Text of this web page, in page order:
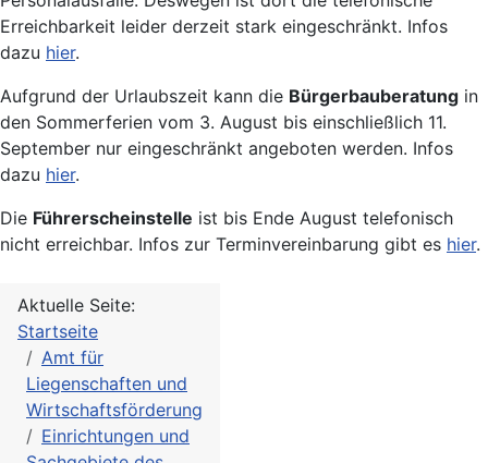
Erreichbarkeit leider derzeit stark eingeschränkt. Infos
dazu hier.
Aufgrund der Urlaubszeit kann die Bürgerbauberatung in
den Sommerferien vom 3. August bis einschließlich 11.
September nur eingeschränkt angeboten werden. Infos
dazu hier.
Die Führerscheinstelle ist bis Ende August telefonisch
nicht erreichbar. Infos zur Terminvereinbarung gibt es hier.
Aktuelle Seite:
Startseite
Amt für
Liegenschaften und
Wirtschaftsförderung
Einrichtungen und